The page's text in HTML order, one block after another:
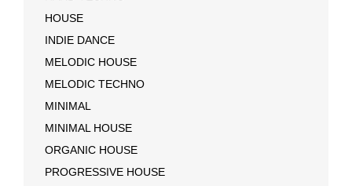
HOUSE
INDIE DANCE
MELODIC HOUSE
MELODIC TECHNO
MINIMAL
MINIMAL HOUSE
ORGANIC HOUSE
PROGRESSIVE HOUSE